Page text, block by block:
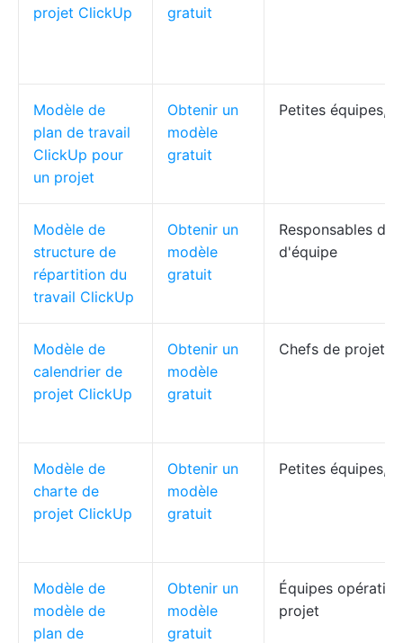
projet ClickUp
gratuit
Modèle de
plan de travail
ClickUp pour
un projet
Obtenir un
modèle
gratuit
Petites équipes,
Modèle de
structure de
répartition du
travail ClickUp
Obtenir un
modèle
gratuit
Responsables
d'équipe
Modèle de
calendrier de
projet ClickUp
Obtenir un
modèle
gratuit
Chefs de projet,
Modèle de
charte de
projet ClickUp
Obtenir un
modèle
gratuit
Petites équipes,
Modèle de
modèle de
plan de
Obtenir un
modèle
gratuit
Équipes
projet